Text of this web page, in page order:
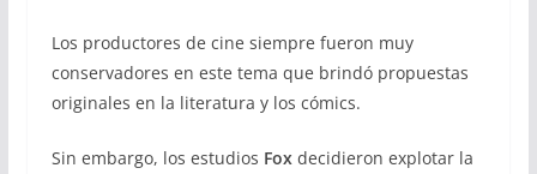
Los productores de cine siempre fueron muy
conservadores en este tema que brindó propuestas
originales en la literatura y los cómics.
Sin embargo, los estudios Foxdecidieron explotar la